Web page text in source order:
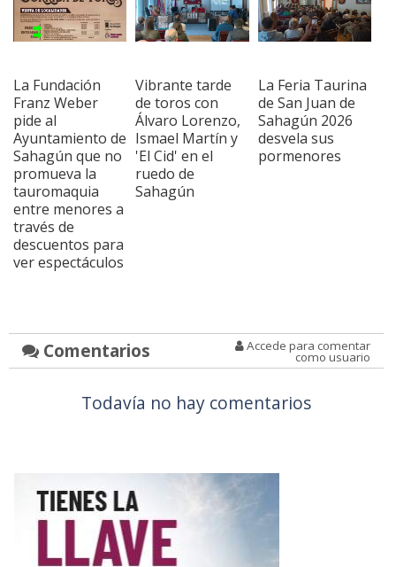
La Fundación
Franz Weber
pide al
Ayuntamiento de
Sahagún que no
promueva la
tauromaquia
entre menores a
través de
descuentos para
ver espectáculos
Vibrante tarde
de toros con
Álvaro Lorenzo,
Ismael Martín y
'El Cid' en el
ruedo de
Sahagún
La Feria Taurina
de San Juan de
Sahagún 2026
desvela sus
pormenores
Comentarios Accede para comentar
como usuario
Todavía no hay comentarios